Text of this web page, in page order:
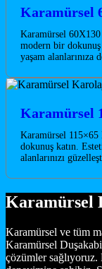
Karamürsel
Karamürsel
modern bir
yaşam
Karamürsel
Karamürsel
dokunuş katın.
alanlarınızı
Karamürsel
Karamürsel ve tüm
Karamürsel
çözümler sağlıyoruz.